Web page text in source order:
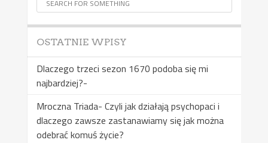
OSTATNIE WPISY
Dlaczego trzeci sezon 1670 podoba się mi
najbardziej?-
Mroczna Triada- Czyli jak działają psychopaci i
dlaczego zawsze zastanawiamy się jak można
odebrać komuś życie?